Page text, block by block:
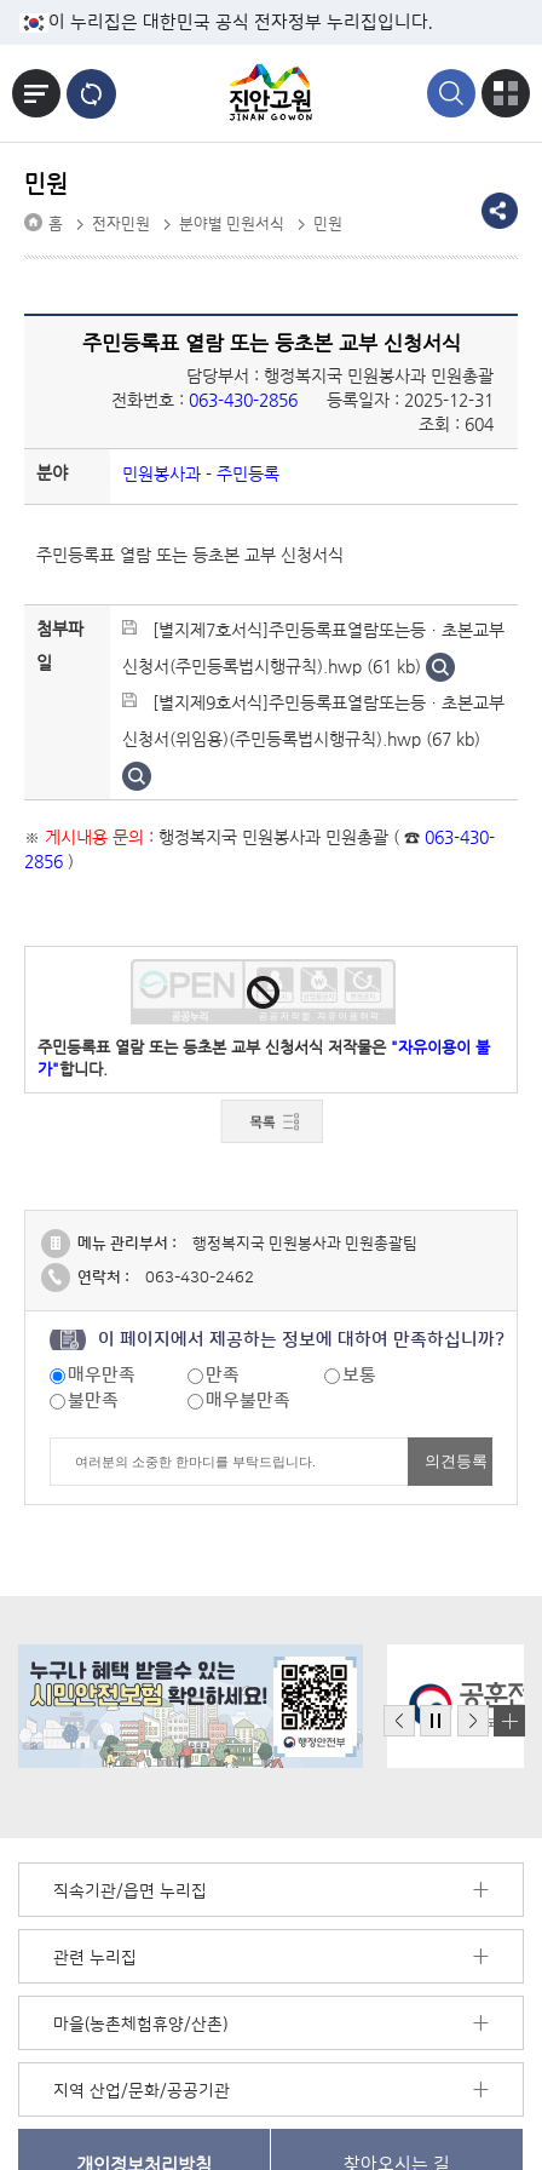
본문바로가기
이 누리집은 대한민국 공식 전자정부 누리집입니다.
민원
홈 전자민원 분야별 민원서식 민원
주민등록표 열람 또는 등초본 교부 신청서식
담당부서 : 행정복지국 민원봉사과 민원총괄
전화번호 : 063-430-2856
등록일자 : 2025-12-31
조회 : 604
분야 민원봉사과 - 주민등록
주민등록표 열람 또는 등초본 교부 신청서식
첨부파
일
[별지제7호서식]주민등록표열람또는등ㆍ초본교부
신청서(주민등록법시행규칙).hwp (61 kb)
[별지제9호서식]주민등록표열람또는등ㆍ초본교부
신청서(위임용)(주민등록법시행규칙).hwp (67 kb)
※ 게시내용 문의 : 행정복지국 민원봉사과 민원총괄 ( ☎ 063-430-
2856 )
주민등록표 열람 또는 등초본 교부 신청서식 저작물은 "자유이용이 불
가"합니다.
메뉴 관리부서 :
행정복지국 민원봉사과 민원총괄팀
연락처 :
063-430-2462
이 페이지에서 제공하는 정보에 대하여 만족하십니까?
매우만족
만족
보통
불만족
매우불만족
직속기관/읍면 누리집
관련 누리집
마을(농촌체험휴양/산촌)
지역 산업/문화/공공기관
개인정보처리방침 찾아오시는 길